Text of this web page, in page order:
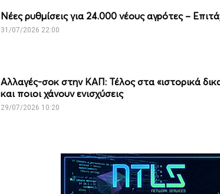
Νέες ρυθμίσεις για 24.000 νέους αγρότες –
31/07/2026 22:00
Αλλαγές-σοκ στην ΚΑΠ: Τέλος στα «ιστορικά
και ποιοι χάνουν ενισχύσεις
29/07/2026 10:20